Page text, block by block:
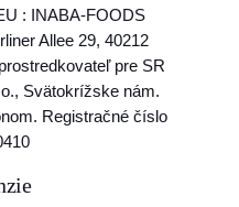
: INABA-FOODS
Allee 29, 40212
pre SR
Svätokrížske nám.
Registračné číslo